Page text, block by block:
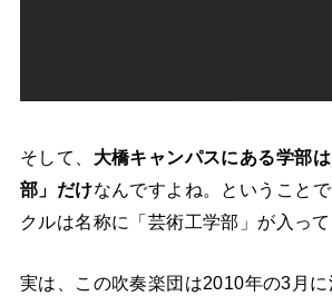
そして、 大橋キャンパスにある学部
部」だけなんですよね。ということ
クルは名称に「芸術工学部」が入って
実は、この吹奏楽団は2010年の3月